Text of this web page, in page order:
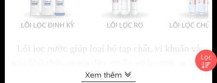
Lõi lọc nước giúp loại bỏ tạp chất, vi khuẩn và
mùi khó chịu, mang đến nguồn nước sạch an toàn
cho sinh hoạt. Sản phẩm chính hãng do
Xem thêm